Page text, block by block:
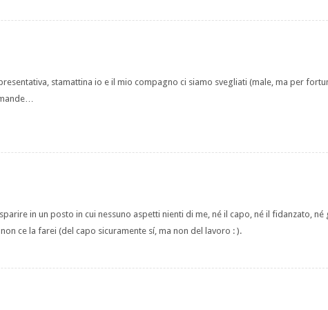
stamattina io e il mio compagno ci siamo svegliati (male, ma per
in un posto in cui nessuno aspetti nienti di me, né il capo, né il fidanzato, né
ce la farei (del capo sicuramente sí, ma non del lavoro : ).